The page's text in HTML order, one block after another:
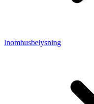
Inomhusbelysning